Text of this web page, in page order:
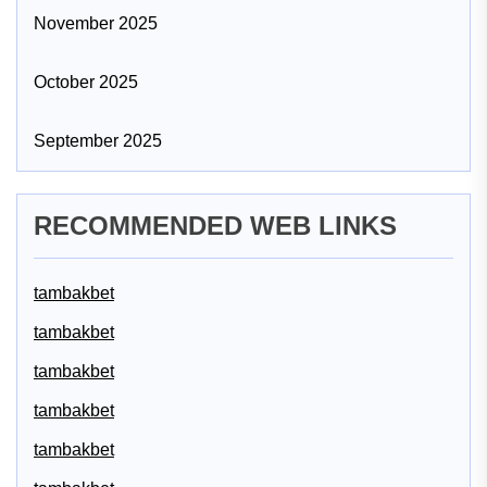
November 2025
October 2025
September 2025
RECOMMENDED WEB LINKS
tambakbet
tambakbet
tambakbet
tambakbet
tambakbet